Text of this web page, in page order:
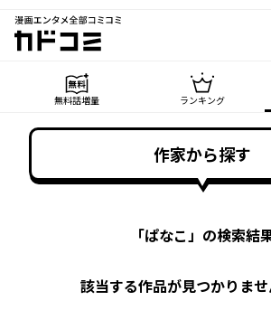
漫画エンタメ全部コミコミ
カドコミ
無料話増量 ランキング
作家から探す
「ぱなこ」の検索結
該当する作品が見つかりま